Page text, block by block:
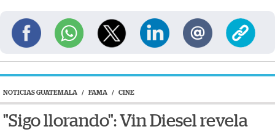
NOTICIAS GUATEMALA / FAMA / CINE
"Sigo llorando": Vin Diesel revela